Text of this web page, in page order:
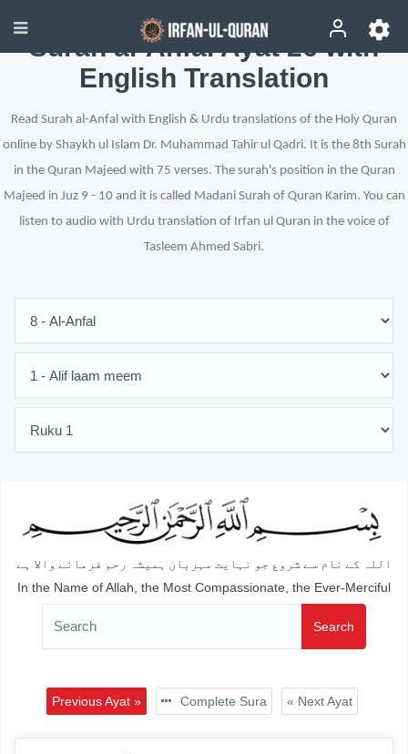
Surah al-Anfal Ayat 26 with
English Translation
Read Surah al-Anfal with English & Urdu translations of the Holy Quran
online by Shaykh ul Islam Dr. Muhammad Tahir ul Qadri. It is the 8th Surah
in the Quran Majeed with 75 verses. The surah's position in the Quran
Majeed in Juz 9 - 10 and it is called Madani Surah of Quran Karim. You can
listen to audio with Urdu translation of Irfan ul Quran in the voice of
Tasleem Ahmed Sabri.
اللہ کے نام سے شروع جو نہایت مہربان ہمیشہ رحم فرمانے والا ہے
In the Name of Allah, the Most Compassionate, the Ever-Merciful
Search
Previous Ayat » Complete Sura « Next Ayat